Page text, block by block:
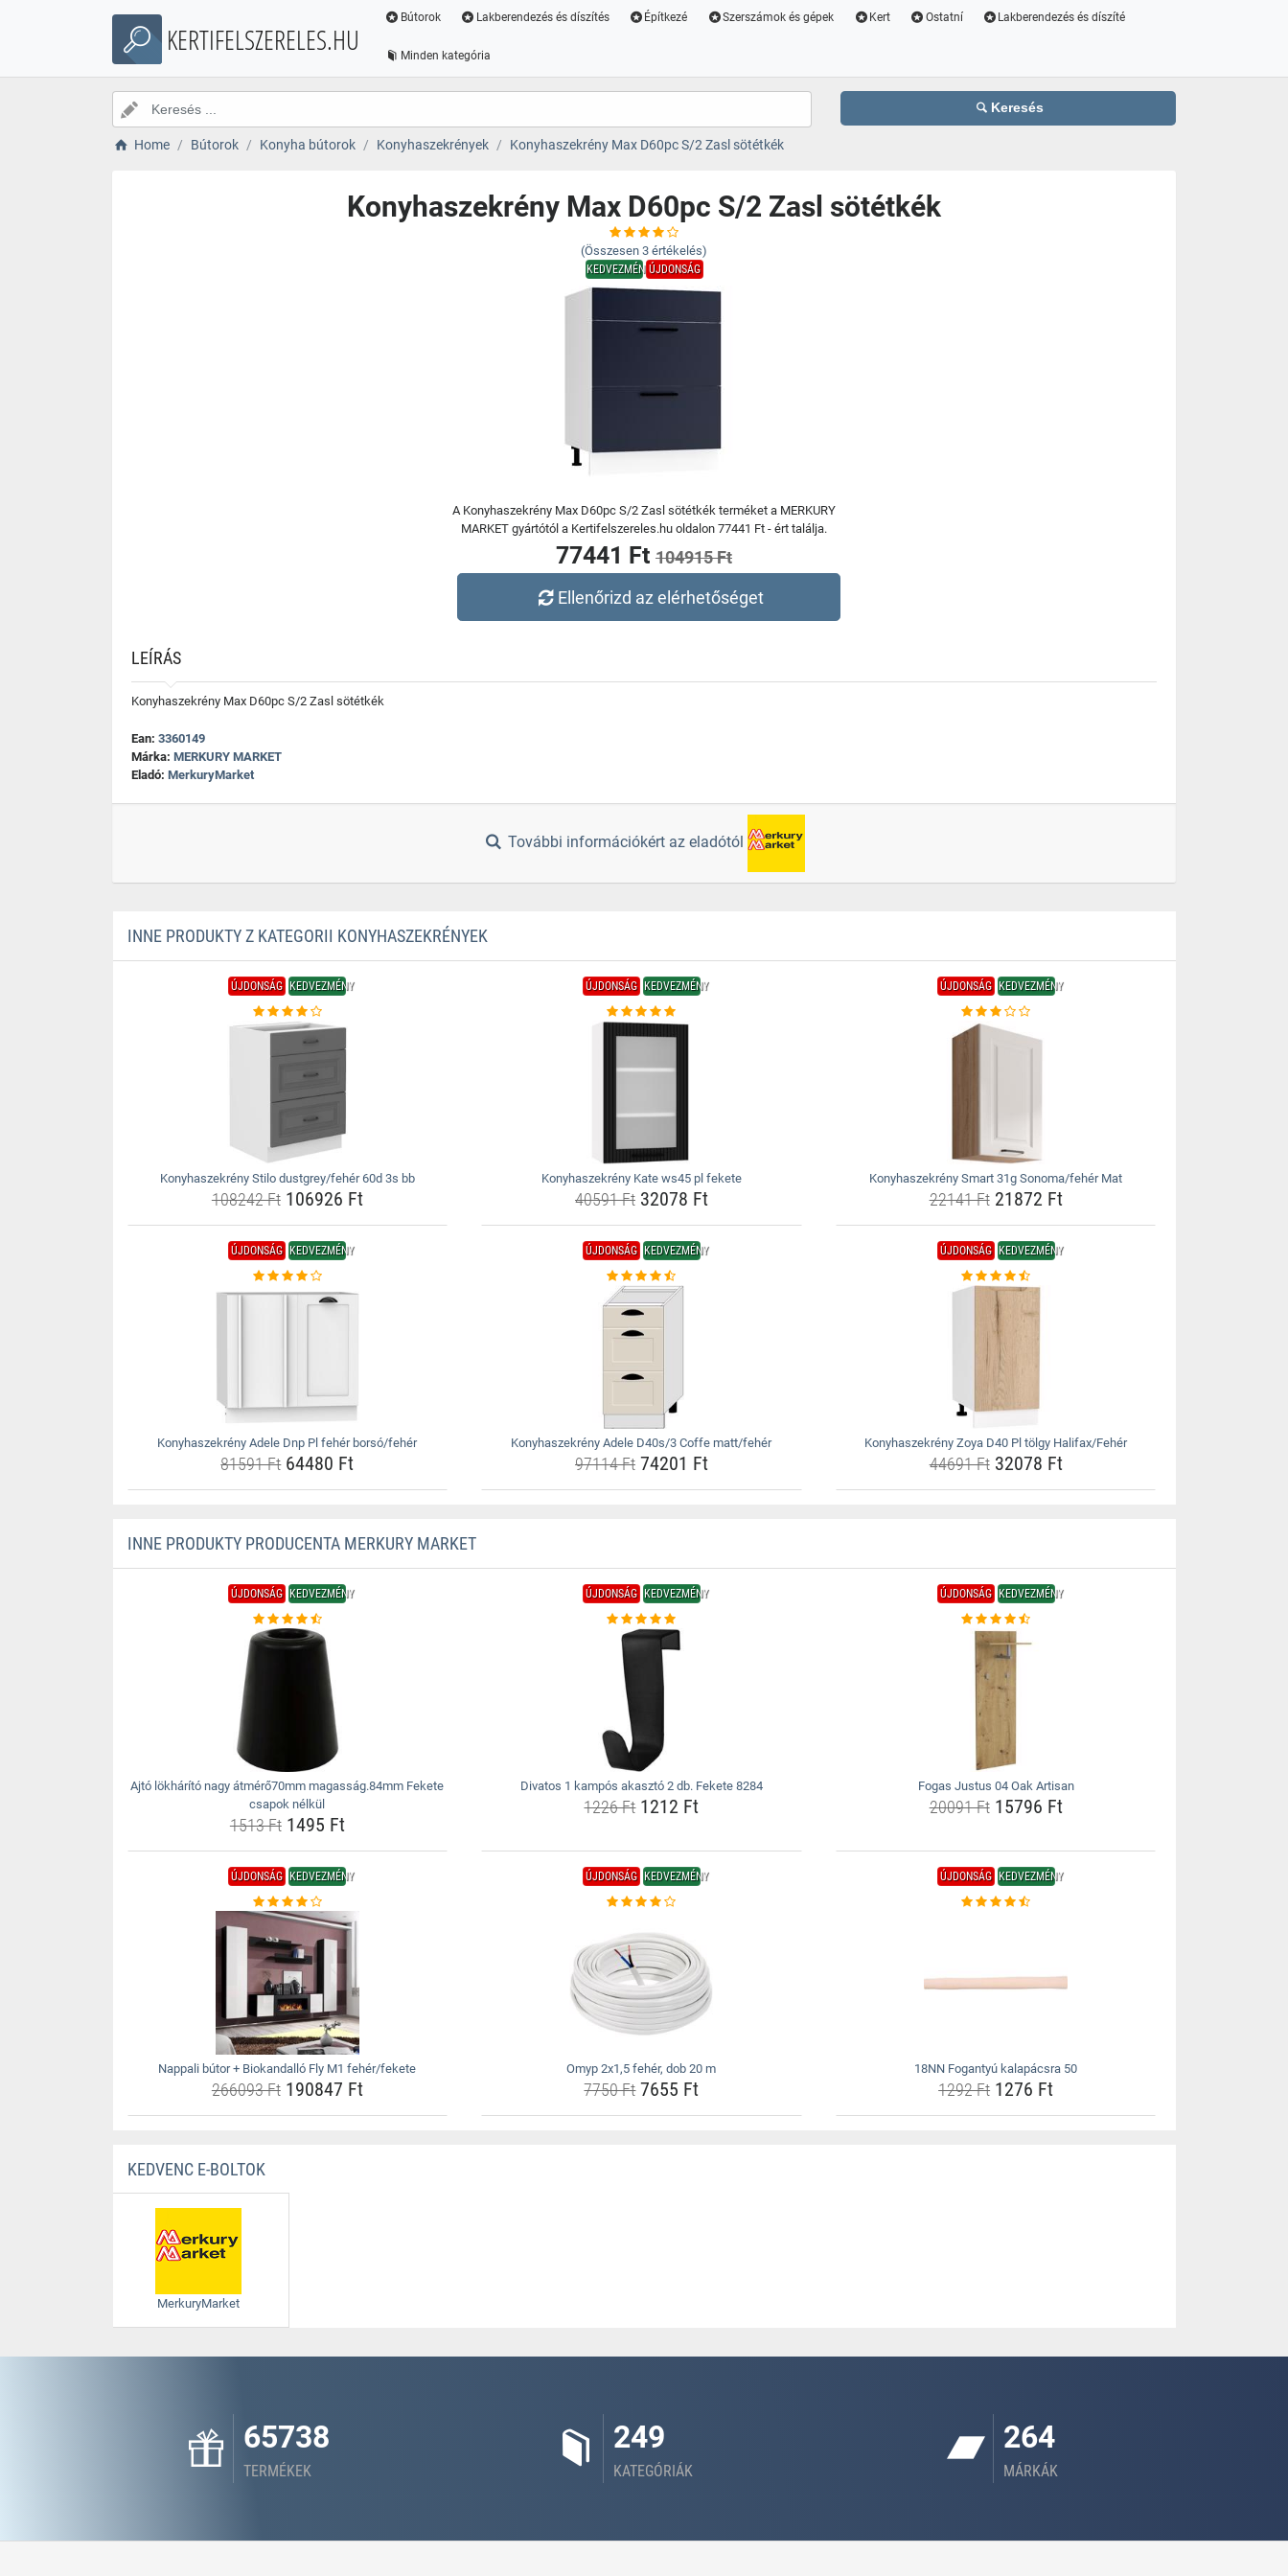
KERTIFELSZERELES.HU
Bútorok Lakberendezés és díszítés Építkezé Szerszámok és gépek Kert Ostatní Lakberendezés és díszíté
Minden kategória
Keresés
Home Bútorok Konyha bútorok Konyhaszekrények Konyhaszekrény Max D60pc S/2 Zasl sötétkék
Konyhaszekrény Max D60pc S/2 Zasl sötétkék
(Összesen 3 értékelés)
KEDVEZMÉNYÚJDONSÁG
A Konyhaszekrény Max D60pc S/2 Zasl sötétkék terméket a MERKURY
MARKET gyártótól a Kertifelszereles.hu oldalon 77441 Ft - ért találja.
77441 Ft 104915 Ft
Ellenőrizd az elérhetőséget
LEÍRÁS
Konyhaszekrény Max D60pc S/2 Zasl sötétkék
Ean: 3360149
Márka: MERKURY MARKET
Eladó: MerkuryMarket
További információkért az eladótól
INNE PRODUKTY Z KATEGORII KONYHASZEKRÉNYEK
ÚJDONSÁG KEDVEZMÉNY
Konyhaszekrény Stilo dustgrey/fehér 60d 3s bb
108242 Ft106926 Ft
ÚJDONSÁG KEDVEZMÉNY
Konyhaszekrény Kate ws45 pl fekete
40591 Ft32078 Ft
ÚJDONSÁG KEDVEZMÉNY
Konyhaszekrény Smart 31g Sonoma/fehér Mat
22141 Ft21872 Ft
ÚJDONSÁG KEDVEZMÉNY
Konyhaszekrény Adele Dnp Pl fehér borsó/fehér
81591 Ft64480 Ft
ÚJDONSÁG KEDVEZMÉNY
Konyhaszekrény Adele D40s/3 Coffe matt/fehér
97114 Ft74201 Ft
ÚJDONSÁG KEDVEZMÉNY
Konyhaszekrény Zoya D40 Pl tölgy Halifax/Fehér
44691 Ft32078 Ft
INNE PRODUKTY PRODUCENTA MERKURY MARKET
ÚJDONSÁG KEDVEZMÉNY
Ajtó lökhárító nagy átmérő70mm magasság.84mm Fekete
csapok nélkül
1513 Ft1495 Ft
ÚJDONSÁG KEDVEZMÉNY
Divatos 1 kampós akasztó 2 db. Fekete 8284
1226 Ft1212 Ft
ÚJDONSÁG KEDVEZMÉNY
Fogas Justus 04 Oak Artisan
20091 Ft15796 Ft
ÚJDONSÁG KEDVEZMÉNY
Nappali bútor + Biokandalló Fly M1 fehér/fekete
266093 Ft190847 Ft
ÚJDONSÁG KEDVEZMÉNY
Omyp 2x1,5 fehér, dob 20 m
7750 Ft7655 Ft
ÚJDONSÁG KEDVEZMÉNY
18NN Fogantyú kalapácsra 50
1292 Ft 1276 Ft
KEDVENC E-BOLTOK
MerkuryMarket
65738
TERMÉKEK
249
KATEGÓRIÁK
264
MÁRKÁK